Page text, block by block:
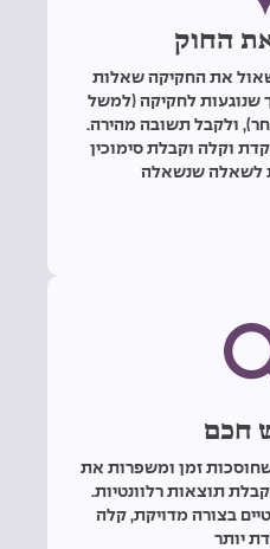
החוק
את החקיקה שאלות
לחקיקה (למשל
ולקבל תשובה מהירה.
וקלה וקבלת סימוכין
לשאלה שנשאלה
חכם
זמן ומשפרות את
תוצאות רלוונטיות.
בצורה מדויקת, קלה
יותר